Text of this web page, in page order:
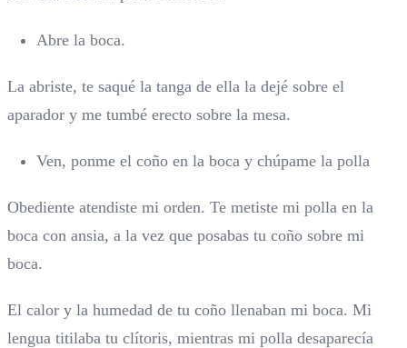
Abre la boca.
La abriste, te saqué la tanga de ella la dejé sobre el
aparador y me tumbé erecto sobre la mesa.
Ven, ponme el coño en la boca y chúpame la polla
Obediente atendiste mi orden. Te metiste mi polla en la
boca con ansia, a la vez que posabas tu coño sobre mi
boca.
El calor y la humedad de tu coño llenaban mi boca. Mi
lengua titilaba tu clítoris, mientras mi polla desaparecía